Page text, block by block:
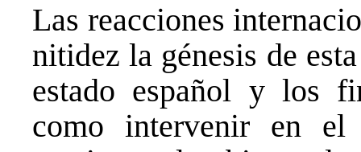
Las reacciones
nitidez la génesis de
estado español y los
como intervenir en el